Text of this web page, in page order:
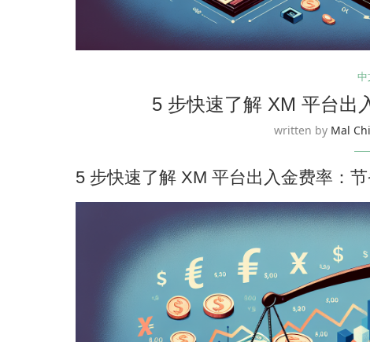
中
5 步快速了解 XM 平台出
written by Mal
5 步快速了解 XM 平台出入金费率：